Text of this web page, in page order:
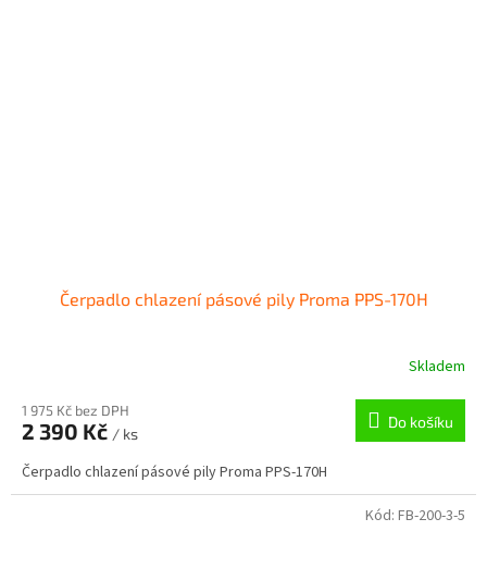
Čerpadlo chlazení pásové pily Proma PPS-170H
Skladem
1 975 Kč bez DPH
2 390 Kč / ks
Do košíku
Čerpadlo chlazení pásové pily Proma PPS-170H
Kód: FB-200-3-5